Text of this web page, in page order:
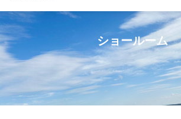
ショールーム